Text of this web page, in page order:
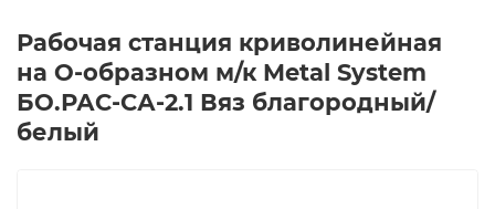
Рабочая станция криволинейная
на О-образном м/к Metal System
БО.РАС-СА-2.1 Вяз благородный/
белый